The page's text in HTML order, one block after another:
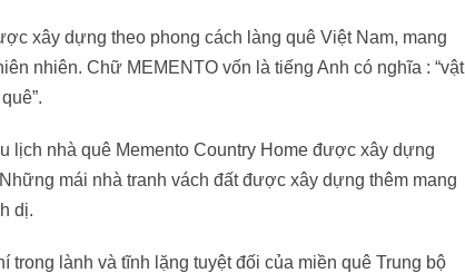
xây dựng theo phong cách làng quê Việt Nam, mang
nhiên. Chữ MEMENTO vốn là tiếng Anh có nghĩa : “vật
lịch nhà quê Memento Country Home được xây dựng
mái nhà tranh vách đất được xây dựng thêm mang
dị.
lành và tĩnh lặng tuyệt đối của miền quê Trung bộ